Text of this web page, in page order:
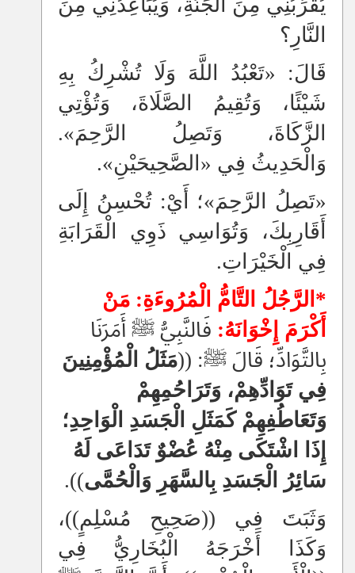
يُقَرِّبُنِي مِنَ الْجَنَّةِ، وَيُبَاعِدُنِي مِنَ
النَّارِ؟
قَالَ: «تَعْبُدُ اللَّهَ وَلَا تُشْرِكُ بِهِ
شَيْئًا، وَتُقِيمُ الصَّلَاةَ، وَتُؤْتِي
الزَّكَاةَ، وَتَصِلُ الرَّحِمَ».
وَالْحَدِيثُ فِي «الصَّحِيحَيْنِ».
«تَصِلُ الرَّحِمَ»؛ أَيْ: تُحْسِنُ إِلَى
أَقَارِبِكَ، وَتُوَاسِي ذَوِي الْقَرَابَةِ
فِي الْخَيْرَاتِ.
*الرَّجُلُ التَّامُّ الْمُرُوءَةِ: مَنْ
أَكْرَمَ إِخْوَانَهُ: فَالنَّبِيُّ ﷺ أَمَرَنَا
بِالتَّوَادِّ؛ قَالَ ﷺ: ((مَثَلُ الْمُؤْمِنِينَ
فِي تَوَادِّهِمْ، وَتَرَاحُمِهِمْ
وَتَعَاطُفِهِمْ كَمَثَلِ الْجَسَدِ الْوَاحِدِ؛
إِذَا اشْتَكَى مِنْهُ عُضْوٌ تَدَاعَى لَهُ
سَائِرُ الْجَسَدِ بِالسَّهَرِ وَالْحُمَّى)).
وَثَبَتَ فِي ((صَحِيحِ مُسْلِمٍ))،
وَكَذَا أَخْرَجَهُ الْبُخَارِيُّ فِي